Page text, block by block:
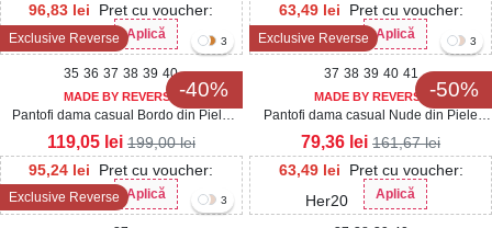
96,83 lei
Pret cu voucher:
Her20
Aplică
63,49 lei
Pret cu voucher:
Her20
Aplică
Exclusive Reverse
-40%
3
35 36 37 38 39 40
MADE BY REVERSE
Pantofi dama casual Bordo din Piele
Ecologica Lacuita Tamara
95,24 lei
Pret cu voucher:
Her20
Aplică
119,05 lei 199,00lei
Exclusive Reverse
-50%
3
37 38 39 40 41
MADE BY REVERSE
Pantofi dama casual Nude din Piele
Ecologica Intoarsa Dalina2
63,49 lei
Pret cu voucher:
Her20
Aplică
79,36 lei 161,67lei
Exclusive Reverse 3